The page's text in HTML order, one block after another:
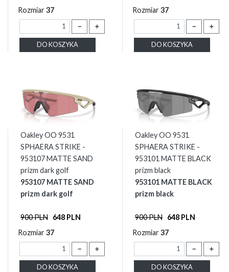
Rozmiar37
－ ＋
DO KOSZYKA
Rozmiar37
－ ＋
DO KOSZYKA
Oakley OO 9531
SPHAERA STRIKE -
953107 MATTE SAND
prizm dark golf
953107 MATTE SAND
prizm dark golf
900 PLN 648 PLN
Rozmiar37
－ ＋
DO KOSZYKA
Oakley OO 9531
SPHAERA STRIKE -
953101 MATTE BLACK
prizm black
953101 MATTE BLACK
prizm black
900 PLN 648 PLN
Rozmiar37
－ ＋
DO KOSZYKA